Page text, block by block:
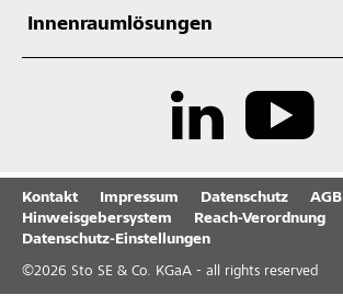
Innenraumlösungen
Kontakt Impressum Datenschutz
AGB
Hinweisgebersystem
Reach-Verordnung
Datenschutz-Einstellungen
©2026 Sto SE & Co. KGaA - all rights reserved